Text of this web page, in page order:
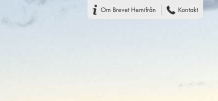
Om Brevet Hemifrån Kontakt